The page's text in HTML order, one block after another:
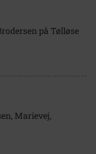
på Tølløse
Marievej,